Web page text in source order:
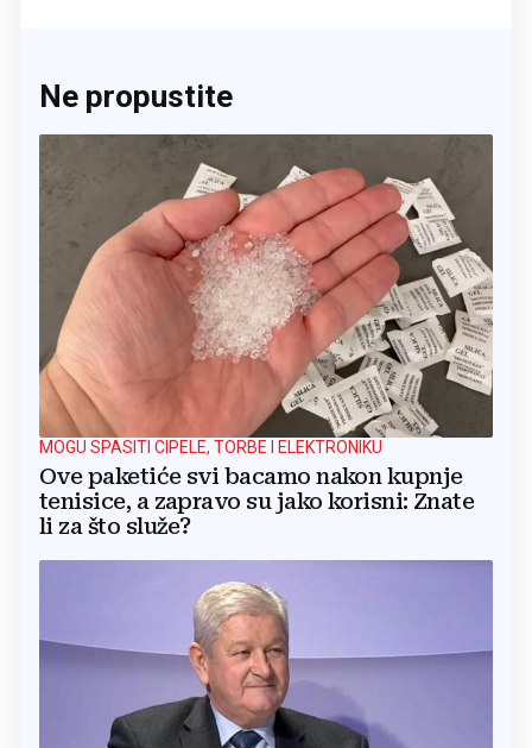
Ne propustite
MOGU SPASITI CIPELE, TORBE I ELEKTRONIKU
Ove paketiće svi bacamo nakon kupnje
tenisice, a zapravo su jako korisni: Znate
li za što služe?